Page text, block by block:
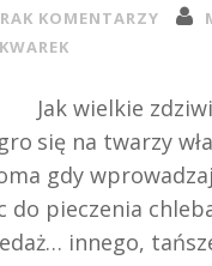
KOMENTARZY
Jak wielkie
się na twarzy
gdy
do pieczenia
innego,